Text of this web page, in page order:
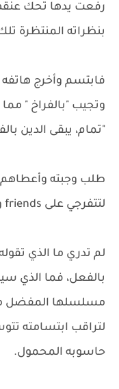
رفعت يدها تحك
بنظراته المنتظرة
فابتسم وأخرج هاتفه
وتجيب "بالفراخ "
"تمام، يبقى الدين
طلب وجبته وأعطاهم
لتتفرجي على friends وأحنا بتأكل ؟"
لم تدري ما الذي
بالفعل، فما الذي
مسلسلها المفضل
لتراقب ابتسامته
حاسوبه المحمول.